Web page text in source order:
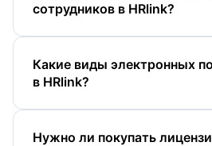
сотрудников в HRlink?
Какие виды электронных
в HRlink?
Нужно ли покупать